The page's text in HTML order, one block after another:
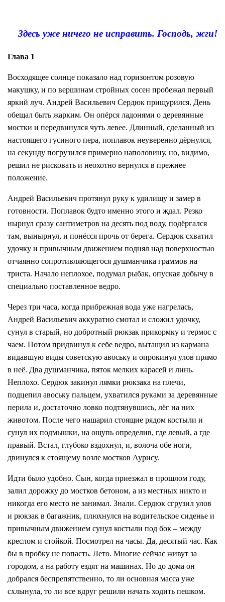
Здесь уже ничего не исправить. Господь, жги!
Глава 1
Восходящее солнце показало над горизонтом розовую
макушку, и по вершинам стройных сосен пробежал первый
яркий луч. Андрей Васильевич Сердюк прищурился. День
обещал быть жарким. Он опёрся ладонями о деревянные
мостки и передвинулся чуть левее. Длинный, сделанный из
настоящего гусиного пера, поплавок неуверенно дёрнулся,
на секунду погрузился примерно наполовину, но, видимо,
решил не рисковать и неохотно вернулся в прежнее
положение.
Андрей Васильевич протянул руку к удилищу и замер в
готовности. Поплавок будто именно этого и ждал. Резко
нырнул сразу сантиметров на десять под воду, подёргался
там, вынырнул, и понёсся прочь от берега. Сердюк схватил
удочку и привычным движением поднял над поверхностью
отчаянно сопротивляющегося душманчика граммов на
триста. Начало неплохое, подумал рыбак, опуская добычу в
специально поставленное ведро.
Через три часа, когда прибрежная вода уже нагрелась,
Андрей Васильевич аккуратно смотал и сложил удочку,
сунул в старый, но добротный рюкзак прикормку и термос с
чаем. Потом придвинул к себе ведро, вытащил из кармана
видавшую виды советскую авоську и опрокинул улов прямо
в неё. Два душманчика, пяток мелких карасей и линь.
Неплохо. Сердюк закинул лямки рюкзака на плечи,
подцепил авоську пальцем, ухватился руками за деревянные
перила и, достаточно ловко подтянувшись, лёг на них
животом. После чего нашарил стоящие рядом костыли и
сунул их подмышки, на ощупь определив, где левый, а где
правый. Встал, глубоко вздохнул, и, волоча обе ноги,
двинулся к стоящему возле мостков Аурису.
Идти было удобно. Сын, когда приезжал в прошлом году,
залил дорожку до мостков бетоном, а из местных никто и
никогда его место не занимал. Знали. Сердюк сгрузил улов
и рюкзак в багажник, плюхнулся на водительское сиденье и
привычным движением сунул костыли под бок – между
креслом и стойкой. Посмотрел на часы. Да, десятый час. Как
бы в пробку не попасть. Лето. Многие сейчас живут за
городом, а на работу ездят на машинах. Но до дома он
добрался беспрепятственно, то ли основная масса уже
схлынула, то ли все вдруг решили начать ходить пешком.